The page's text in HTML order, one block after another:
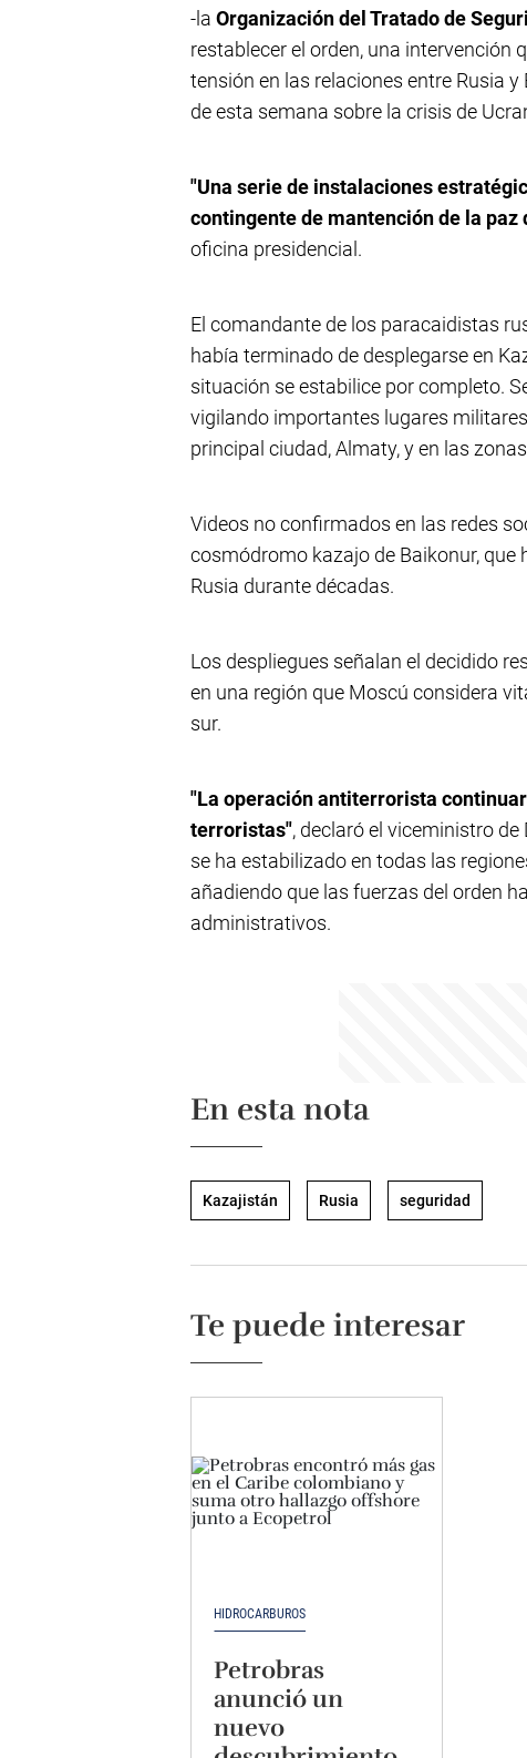
-la Organización del Tratado de
restablecer el orden, una intervención
tensión en las relaciones entre Rusia
de esta semana sobre la crisis de
"Una serie de instalaciones
contingente de mantención de la paz
oficina presidencial.
El comandante de los paracaidistas
había terminado de desplegarse en
situación se estabilice por completo.
vigilando importantes lugares
principal ciudad, Almaty, y en las
Videos no confirmados en las redes
cosmódromo kazajo de Baikonur, que
Rusia durante décadas.
Los despliegues señalan el decidido
en una región que Moscú considera
sur.
"La operación antiterrorista
terroristas", declaró el viceministro de
se ha estabilizado en todas las
añadiendo que las fuerzas del orden
administrativos.
En esta nota
Kazajistán Rusia seguridad
Te puede interesar
HIDROCARBUROS
Petrobras
anunció un
nuevo